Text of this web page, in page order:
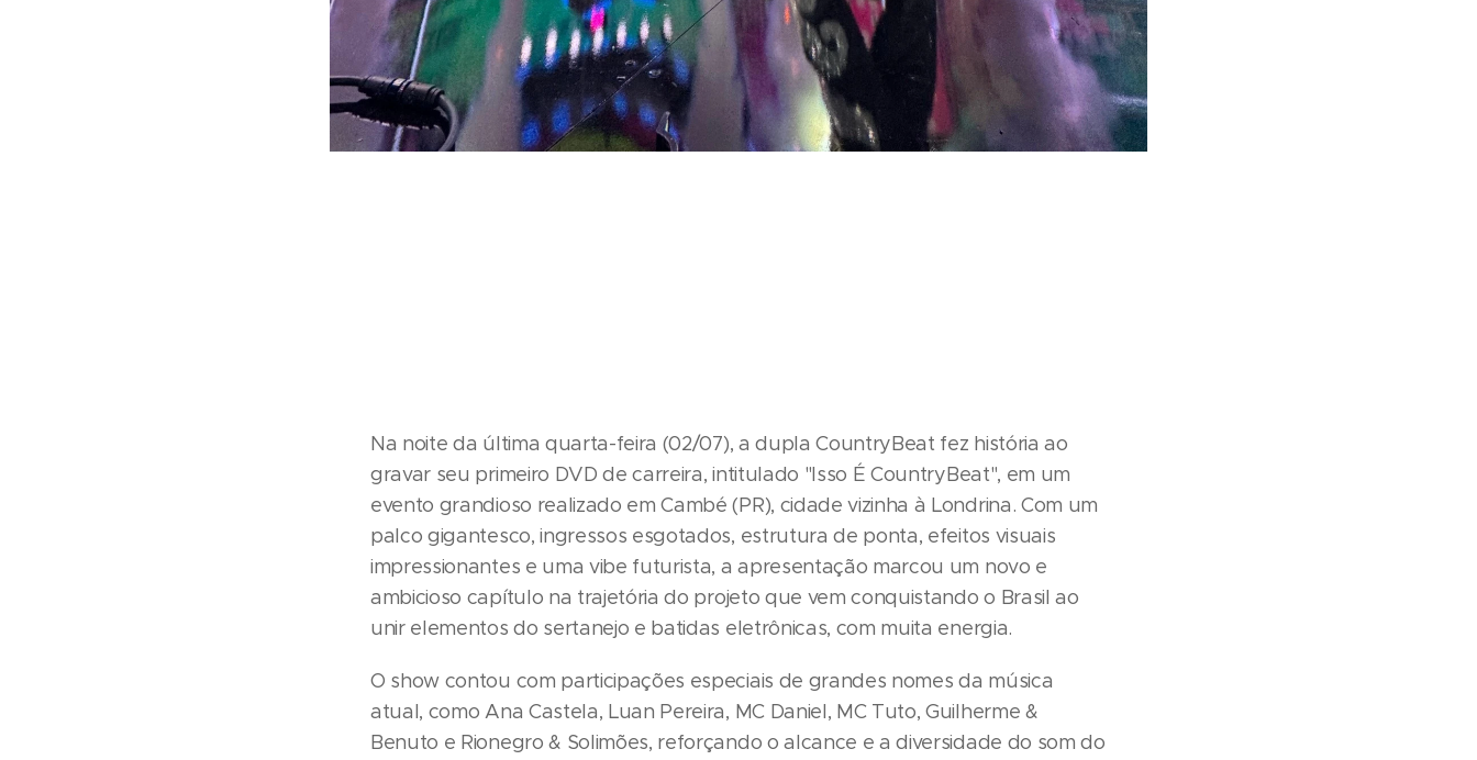
Na noite da última quarta-feira (02/07), a dupla CountryBeat fez história ao
gravar seu primeiro DVD de carreira, intitulado "Isso É CountryBeat", em um
evento grandioso realizado em Cambé (PR), cidade vizinha à Londrina. Com um
palco gigantesco, ingressos esgotados, estrutura de ponta, efeitos visuais
impressionantes e uma vibe futurista, a apresentação marcou um novo e
ambicioso capítulo na trajetória do projeto que vem conquistando o Brasil ao
unir elementos do sertanejo e batidas eletrônicas, com muita energia.
O show contou com participações especiais de grandes nomes da música
atual, como Ana Castela, Luan Pereira, MC Daniel, MC Tuto, Guilherme &
Benuto e Rionegro & Solimões, reforçando o alcance e a diversidade do som do